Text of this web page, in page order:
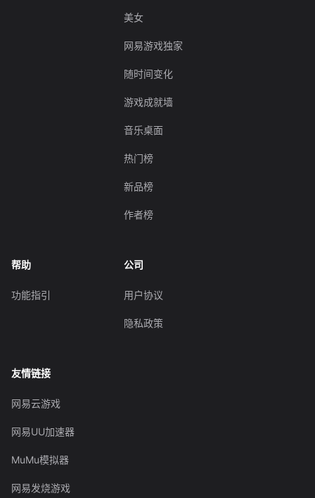
美女
网易游戏独家
随时间变化
游戏成就墙
音乐桌面
热门榜
新品榜
作者榜
帮助
功能指引
公司
用户协议
隐私政策
友情链接
网易云游戏
网易UU加速器
MuMu模拟器
网易发烧游戏